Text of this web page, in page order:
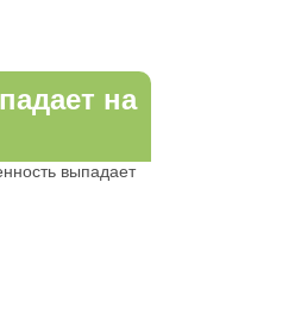
выпадает
на